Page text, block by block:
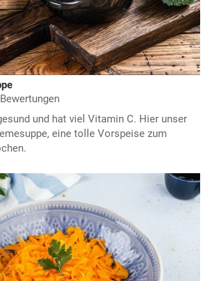
und hat viel Vitamin C. Hier unser
eine tolle Vorspeise zum